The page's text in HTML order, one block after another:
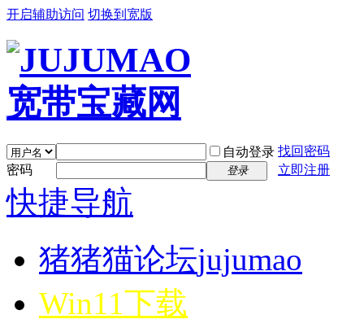
开启辅助访问 切换到宽版
自动登录 找回密码
密码
登录 立即注册
快捷导航
猪猪猫论坛jujumao
Win11下载